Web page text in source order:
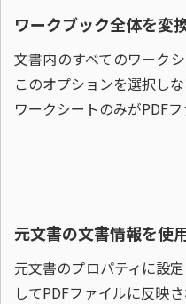
ワークブック全体を変
文書内のすべてのワーク
このオプションを選択し
ワークシートのみがPDFフ
元文書の文書情報を使
元文書のプロパティに設
してPDFファイルに反映